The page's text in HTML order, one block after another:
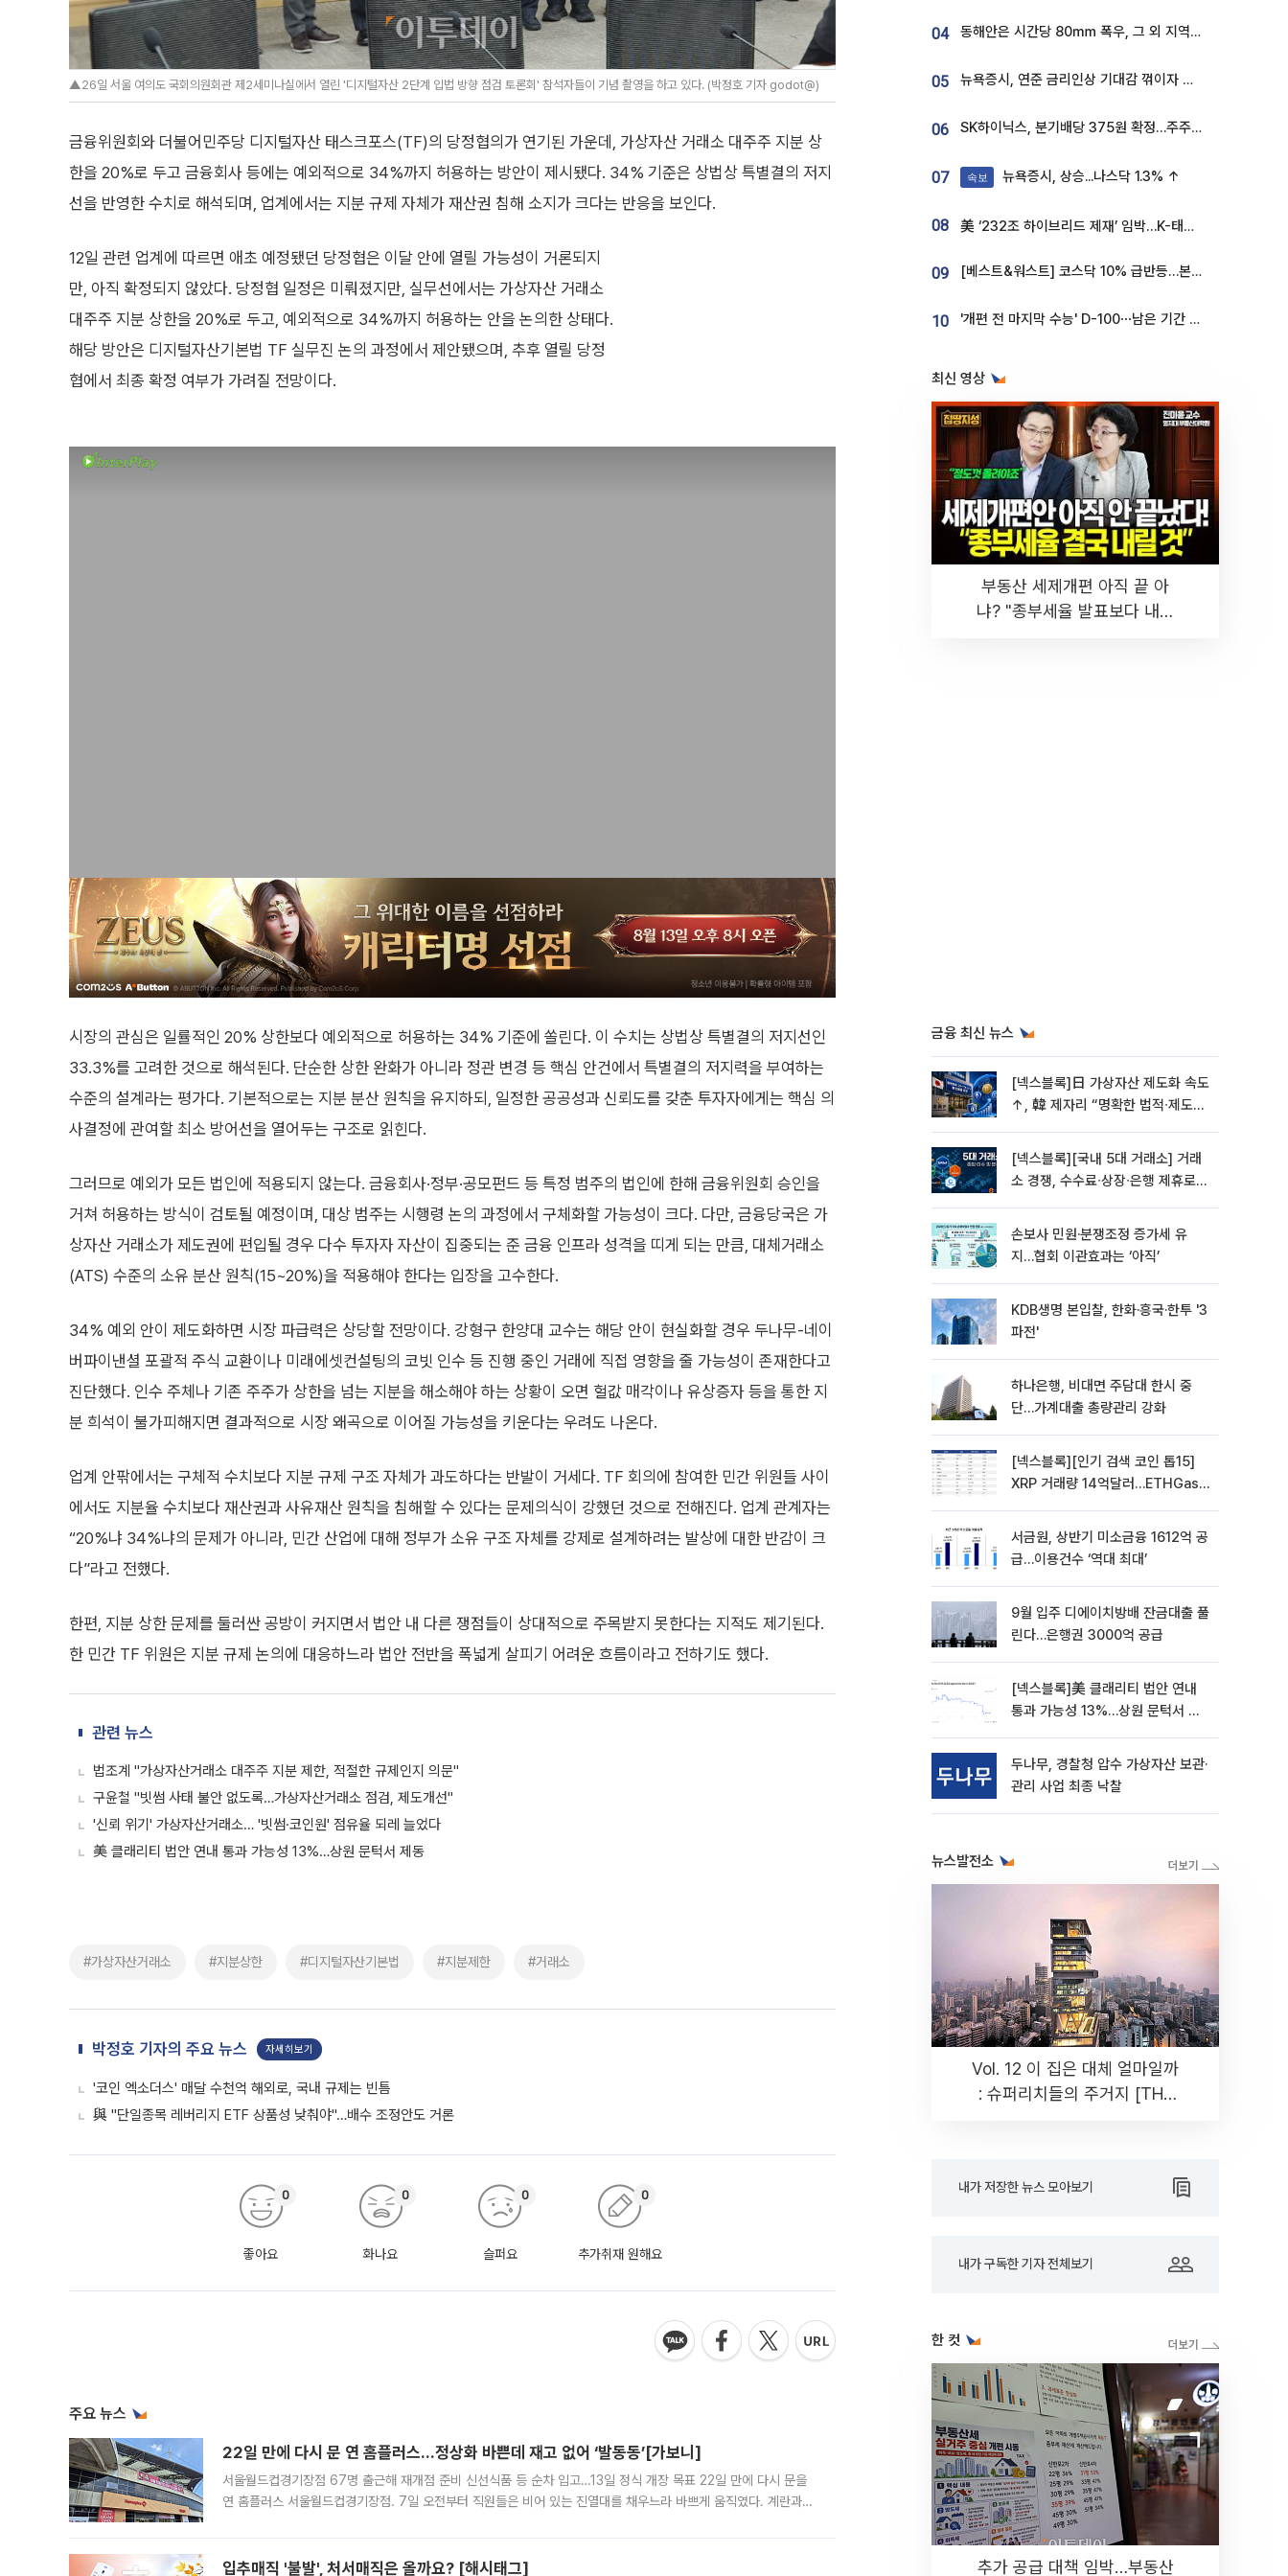
▲26일 서울 여의도 국회의원회관 제2세미나실에서 열린 '디지털자산 2단계 입법 방향 점검 토론회' 참석자들이 기념 촬영을 하고 있다. (박정호 기자 godot@)
금융위원회와 더불어민주당 디지털자산 태스크포스(TF)의 당정협의가 연기된 가운데, 가상자산 거래소 대주주 지분 상
한을 20%로 두고 금융회사 등에는 예외적으로 34%까지 허용하는 방안이 제시됐다. 34% 기준은 상법상 특별결의 저지
선을 반영한 수치로 해석되며, 업계에서는 지분 규제 자체가 재산권 침해 소지가 크다는 반응을 보인다.
12일 관련 업계에 따르면 애초 예정됐던 당정협은 이달 안에 열릴 가능성이 거론되지
만, 아직 확정되지 않았다. 당정협 일정은 미뤄졌지만, 실무선에서는 가상자산 거래소
대주주 지분 상한을 20%로 두고, 예외적으로 34%까지 허용하는 안을 논의한 상태다.
해당 방안은 디지털자산기본법 TF 실무진 논의 과정에서 제안됐으며, 추후 열릴 당정
협에서 최종 확정 여부가 가려질 전망이다.
시장의 관심은 일률적인 20% 상한보다 예외적으로 허용하는 34% 기준에 쏠린다. 이 수치는 상법상 특별결의 저지선인
33.3%를 고려한 것으로 해석된다. 단순한 상한 완화가 아니라 정관 변경 등 핵심 안건에서 특별결의 저지력을 부여하는
수준의 설계라는 평가다. 기본적으로는 지분 분산 원칙을 유지하되, 일정한 공공성과 신뢰도를 갖춘 투자자에게는 핵심 의
사결정에 관여할 최소 방어선을 열어두는 구조로 읽힌다.
그러므로 예외가 모든 법인에 적용되지 않는다. 금융회사·정부·공모펀드 등 특정 범주의 법인에 한해 금융위원회 승인을
거쳐 허용하는 방식이 검토될 예정이며, 대상 범주는 시행령 논의 과정에서 구체화할 가능성이 크다. 다만, 금융당국은 가
상자산 거래소가 제도권에 편입될 경우 다수 투자자 자산이 집중되는 준 금융 인프라 성격을 띠게 되는 만큼, 대체거래소
(ATS) 수준의 소유 분산 원칙(15~20%)을 적용해야 한다는 입장을 고수한다.
34% 예외 안이 제도화하면 시장 파급력은 상당할 전망이다. 강형구 한양대 교수는 해당 안이 현실화할 경우 두나무-네이
버파이낸셜 포괄적 주식 교환이나 미래에셋컨설팅의 코빗 인수 등 진행 중인 거래에 직접 영향을 줄 가능성이 존재한다고
진단했다. 인수 주체나 기존 주주가 상한을 넘는 지분을 해소해야 하는 상황이 오면 헐값 매각이나 유상증자 등을 통한 지
분 희석이 불가피해지면 결과적으로 시장 왜곡으로 이어질 가능성을 키운다는 우려도 나온다.
업계 안팎에서는 구체적 수치보다 지분 규제 구조 자체가 과도하다는 반발이 거세다. TF 회의에 참여한 민간 위원들 사이
에서도 지분율 수치보다 재산권과 사유재산 원칙을 침해할 수 있다는 문제의식이 강했던 것으로 전해진다. 업계 관계자는
“20%냐 34%냐의 문제가 아니라, 민간 산업에 대해 정부가 소유 구조 자체를 강제로 설계하려는 발상에 대한 반감이 크
다”라고 전했다.
한편, 지분 상한 문제를 둘러싼 공방이 커지면서 법안 내 다른 쟁점들이 상대적으로 주목받지 못한다는 지적도 제기된다.
한 민간 TF 위원은 지분 규제 논의에 대응하느라 법안 전반을 폭넓게 살피기 어려운 흐름이라고 전하기도 했다.
관련 뉴스
법조계 "가상자산거래소 대주주 지분 제한, 적절한 규제인지 의문"
구윤철 "빗썸 사태 불안 없도록…가상자산거래소 점검, 제도개선"
'신뢰 위기' 가상자산거래소… '빗썸·코인원' 점유율 되레 늘었다
美 클래리티 법안 연내 통과 가능성 13%…상원 문턱서 제동
#가상자산거래소 #지분상한 #디지털자산기본법 #지분제한 #거래소
박정호 기자의 주요 뉴스 자세히보기
'코인 엑소더스' 매달 수천억 해외로, 국내 규제는 빈틈
與 "단일종목 레버리지 ETF 상품성 낮춰야"…배수 조정안도 거론
좋아요
0
화나요
0
슬퍼요
0
추가취재 원해요
0
주요 뉴스
22일 만에 다시 문 연 홈플러스…정상화 바쁜데 재고 없어 ‘발동동’[가보니]
서울월드컵경기장점 67명 출근해 재개점 준비 신선식품 등 순차 입고…13일 정식 개장 목표 22일 만에 다시 문을
연 홈플러스 서울월드컵경기장점. 7일 오전부터 직원들은 비어 있는 진열대를 채우느라 바쁘게 움직였다. 계란과
입추매직 '불발', 처서매직은 올까요? [해시태그]
04 동해안은 시간당 80㎜ 폭우, 그 외 지역은 폭염…‘극과 극 날씨’
05 뉴욕증시, 연준 금리인상 기대감 꺾이자 상승...S&P500 사상 최고치 [종합]
06 SK하이닉스, 분기배당 375원 확정…주주환원책 9월로 앞당겨 발표
07 속보 뉴욕증시, 상승...나스닥 1.3% ↑
08 美 ‘232조 하이브리드 제재’ 임박…K-태양광, 불확실성 털고 날개 다나
09 [베스트&워스트] 코스닥 10% 급반등…본느, 최대주주 변경 기대에 270% 폭등
10 '개편 전 마지막 수능' D-100⋯남은 기간 성적 올릴 전략은
최신 영상
부동산 세제개편 아직 끝 아
냐? "종부세율 발표보다 내릴
금융 최신 뉴스
[넥스블록]日 가상자산 제도화 속도
↑, 韓 제자리 “명확한 법적∙제도적
[넥스블록][국내 5대 거래소] 거래
소 경쟁, 수수료∙상장∙은행 제휴로
손보사 민원·분쟁조정 증가세 유
지…협회 이관효과는 ‘아직’
KDB생명 본입찰, 한화·흥국·한투 '3
파전'
하나은행, 비대면 주담대 한시 중
단…가계대출 총량관리 강화
[넥스블록][인기 검색 코인 톱15]
XRP 거래량 14억달러…ETHGas
서금원, 상반기 미소금융 1612억 공
급…이용건수 ‘역대 최대’
9월 입주 디에이치방배 잔금대출 풀
린다…은행권 3000억 공급
[넥스블록]美 클래리티 법안 연내
통과 가능성 13%…상원 문턱서 제
두나무, 경찰청 압수 가상자산 보관·
관리 사업 최종 낙찰
뉴스발전소
Vol. 12 이 집은 대체 얼마일까
: 슈퍼리치들의 주거지 [THE
내가 저장한 뉴스 모아보기
내가 구독한 기자 전체보기
한 컷
추가 공급 대책 임박…부동산